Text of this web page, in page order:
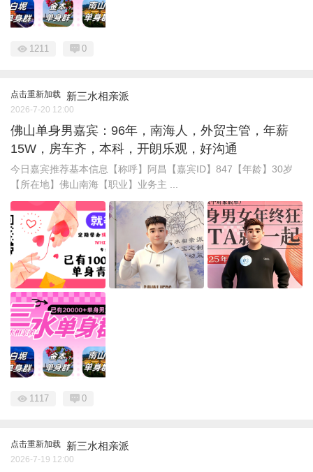
1211 0
点击重新加载 新三水相亲派
2026-7-20 12:00
佛山单身男嘉宾：96年，南海人，外贸主管，年薪
15W，房车齐，本科，开朗乐观，好沟通
今日嘉宾推荐基本信息【称呼】阿昌【嘉宾ID】847【年龄】30岁
【所在地】佛山南海【职业】业务主 ...
1117 0
点击重新加载 新三水相亲派
2026-7-19 12:00